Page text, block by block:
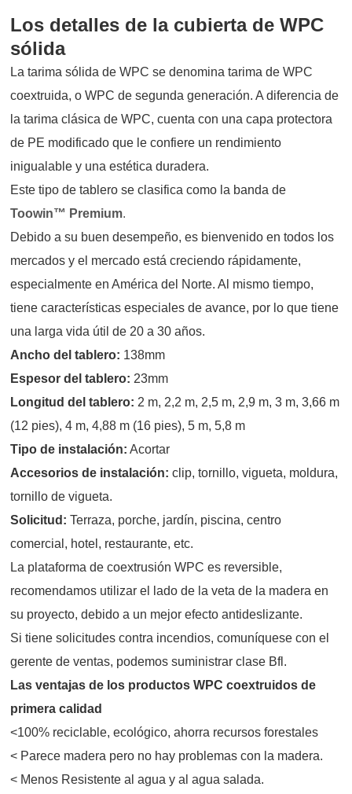
Los detalles de la cubierta de WPC
sólida
La tarima sólida de WPC se denomina tarima de WPC
coextruida, o WPC de segunda generación. A diferencia de
la tarima clásica de WPC, cuenta con una capa protectora
de PE modificado que le confiere un rendimiento
inigualable y una estética duradera.
Este tipo de tablero se clasifica como la banda de
Toowin™ Premium.
Debido a su buen desempeño, es bienvenido en todos los
mercados y el mercado está creciendo rápidamente,
especialmente en América del Norte. Al mismo tiempo,
tiene características especiales de avance, por lo que tiene
una larga vida útil de 20 a 30 años.
Ancho del tablero: 138mm
Espesor del tablero: 23mm
Longitud del tablero: 2 m, 2,2 m, 2,5 m, 2,9 m, 3 m, 3,66 m
(12 pies), 4 m, 4,88 m (16 pies), 5 m, 5,8 m
Tipo de instalación: Acortar
Accesorios de instalación: clip, tornillo, vigueta, moldura,
tornillo de vigueta.
Solicitud:Terraza, porche, jardín, piscina, centro
comercial, hotel, restaurante, etc.
La plataforma de coextrusión WPC es reversible,
recomendamos utilizar el lado de la veta de la madera en
su proyecto, debido a un mejor efecto antideslizante.
Si tiene solicitudes contra incendios, comuníquese con el
gerente de ventas, podemos suministrar clase Bfl.
Las ventajas de los productos WPC coextruidos de
primera calidad
<100% reciclable, ecológico, ahorra recursos forestales
< Parece madera pero no hay problemas con la madera.
< Menos Resistente al agua y al agua salada.